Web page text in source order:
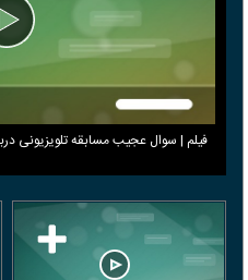
فیلم | سوال عجیب مسابقه تلویزیونی